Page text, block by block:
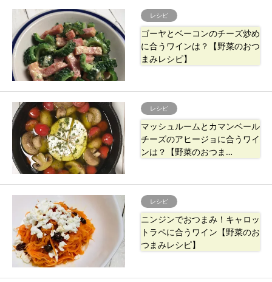
レシピ
ゴーヤとベーコンのチーズ炒め
に合うワインは？【野菜のおつ
まみレシピ】
レシピ
マッシュルームとカマンベール
チーズのアヒージョに合うワイ
ンは？【野菜のおつま…
レシピ
ニンジンでおつまみ！キャロッ
トラペに合うワイン【野菜のお
つまみレシピ】